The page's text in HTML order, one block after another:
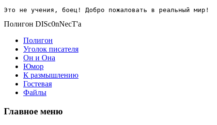
Это не учения, боец! Добро пожаловать в реальный мир!
Полигон DISc0nNecT'a
Полигон
Уголок писателя
Он и Она
Юмор
К размышлению
Гостевая
Файлы
Главное меню